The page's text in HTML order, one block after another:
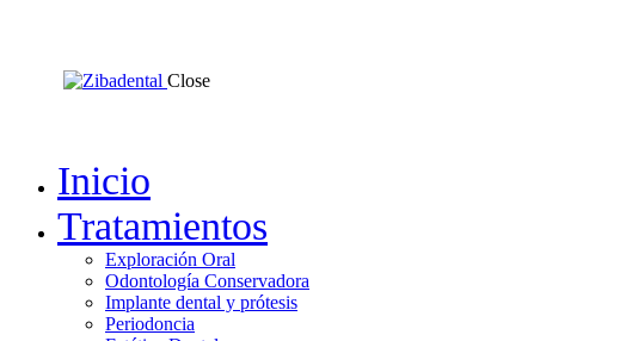
Close
Inicio
Tratamientos
Exploración Oral
Odontología Conservadora
Implante dental y prótesis
Periodoncia